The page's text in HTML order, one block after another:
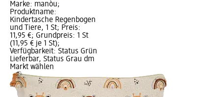
Marke: manòu;
Produktname:
Kindertasche Regenbogen
und Tiere, 1 St; Preis:
11,95 €; Grundpreis: 1 St
(11,95 € je 1 St);
Verfügbarkeit: Status Grün
Lieferbar, Status Grau dm
Markt wählen